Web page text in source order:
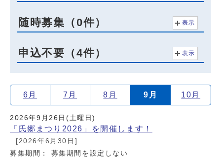
随時募集（0件） 表示
申込不要（4件） 表示
6月 7月 8月 9月 10月
2026年9月26日(土曜日)
「氏郷まつり2026」を開催します！
[2026年6月30日]
募集期間： 募集期間を設定しない